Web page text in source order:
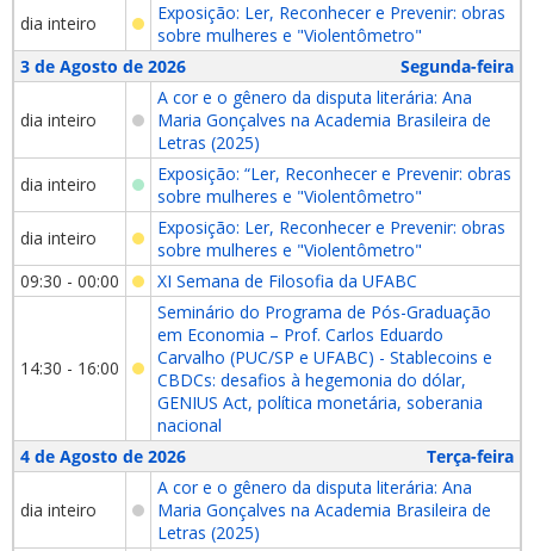
dia inteiro
Exposição: Ler, Reconhecer e Prevenir: obras
sobre mulheres e "Violentômetro"
3 de Agosto de 2026
Segunda-feira
dia inteiro
A cor e o gênero da disputa literária: Ana
Maria Gonçalves na Academia Brasileira de
Letras (2025)
dia inteiro
Exposição: “Ler, Reconhecer e Prevenir: obras
sobre mulheres e "Violentômetro"
dia inteiro
Exposição: Ler, Reconhecer e Prevenir: obras
sobre mulheres e "Violentômetro"
09:30 - 00:00
XI Semana de Filosofia da UFABC
14:30 - 16:00
Seminário do Programa de Pós-Graduação
em Economia – Prof. Carlos Eduardo
Carvalho (PUC/SP e UFABC) - Stablecoins e
CBDCs: desafios à hegemonia do dólar,
GENIUS Act, política monetária, soberania
nacional
4 de Agosto de 2026
Terça-feira
dia inteiro
A cor e o gênero da disputa literária: Ana
Maria Gonçalves na Academia Brasileira de
Letras (2025)